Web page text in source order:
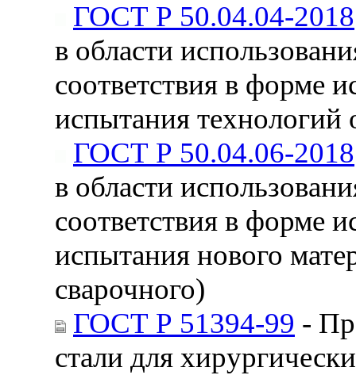
ГОСТ Р 50.04.04-2018
в области
соответствия в форме
испытания технологий
ГОСТ Р 50.04.06-2018
в области
соответствия в форме
испытания нового
сварочного)
ГОСТ Р 51394-99 -
стали для